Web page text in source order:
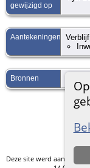
gewijzigd op
Aantekeningen
Bronnen
Deze site werd